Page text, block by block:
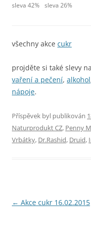
sleva 42% sleva 26%
všechny akce cukr
projděte si také slevy na
vaření a pečení, alkohol
nápoje.
Příspěvek byl publikován
Naturprodukt CZ, Penny
Vrbátky, Dr.Rashid, Druid,
Navigace
← Akce cukr 16.02.2015